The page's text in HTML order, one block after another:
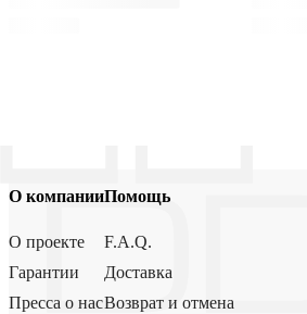
О компании
О проекте
Гарантии
Пресса о нас
Помощь
F.A.Q.
Доставка
Возврат и отмена